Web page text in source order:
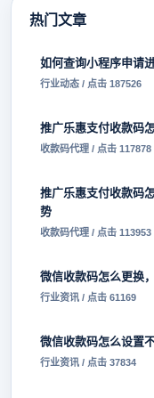
热门文章
如何查询小程序申请
行业动态 / 点击 187526
推广乐惠支付收款码
收款码代理 / 点击 117878
推广乐惠支付收款码
势
收款码代理 / 点击 113953
微信收款码怎么更换
行业资讯 / 点击 61169
微信收款码怎么设置
行业资讯 / 点击 37834